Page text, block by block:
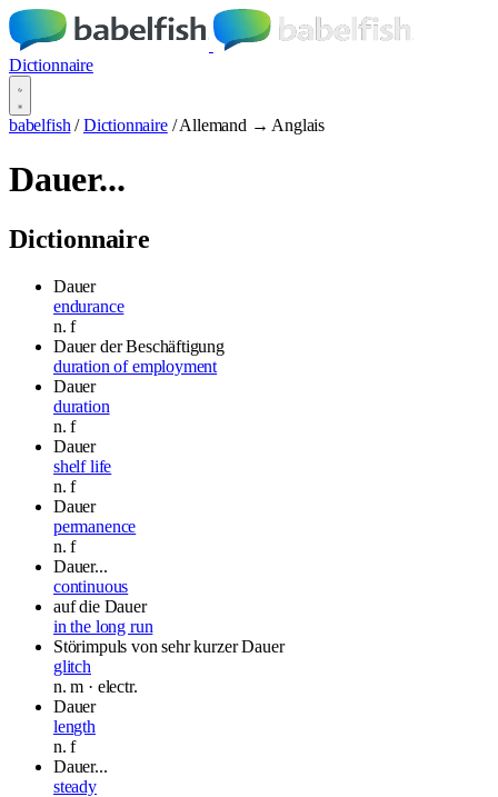
Dictionnaire
babelfish / Dictionnaire / Allemand → Anglais
Dauer...
Dictionnaire
Dauer
endurance
n.f
Dauer der Beschäftigung
duration of employment
Dauer
duration
n.f
Dauer
shelf life
n.f
Dauer
permanence
n.f
Dauer...
continuous
auf die Dauer
in the long run
Störimpuls von sehr kurzer Dauer
glitch
n.m · electr.
Dauer
length
n.f
Dauer...
steady